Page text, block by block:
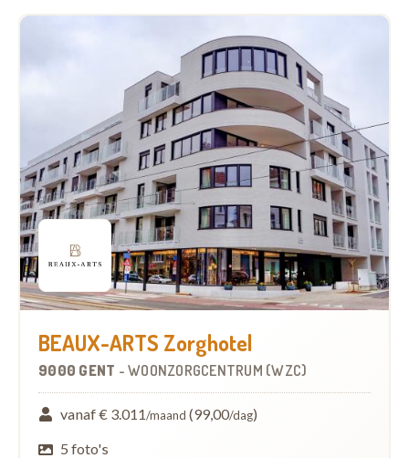
BEAUX-ARTS Zorghotel
9000 GENT - WOONZORGCENTRUM (WZC)
vanaf € 3.011/maand (99,00/dag)
5 foto's